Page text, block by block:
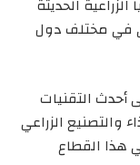
الحديثة
في مختلف دول
أحدث التقنيات
والتصنيع الزراعي
هذا القطاع